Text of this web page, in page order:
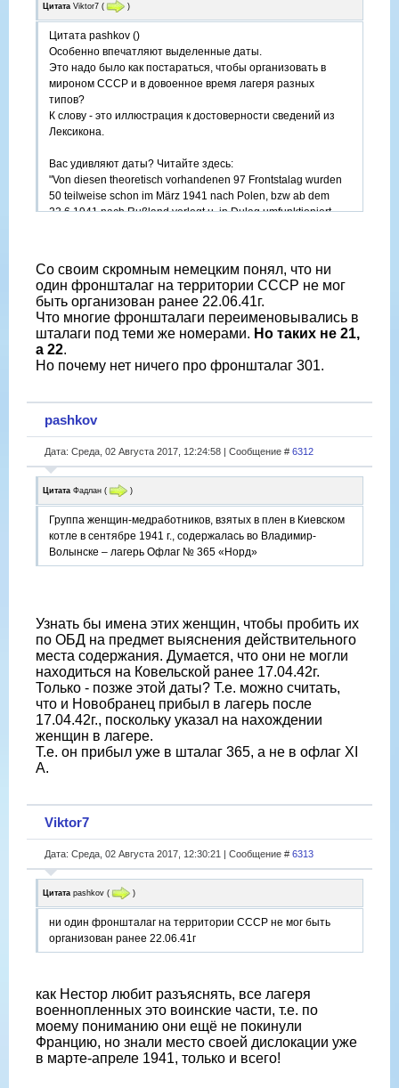
Цитата Viktor7 ( )
Цитата pashkov ()
Особенно впечатляют выделенные даты.
Это надо было как постараться, чтобы организовать в
мироном СССР и в довоенное время лагеря разных
типов?
К слову - это иллюстрация к достоверности сведений из
Лексикона.
Вас удивляют даты? Читайте здесь:
"Von diesen theoretisch vorhandenen 97 Frontstalag wurden
50 teilweise schon im März 1941 nach Polen, bzw ab dem
22.6.1941 nach Rußland verlegt u. in Dulag umfunktioniert.
307, 311, 316, 317, 326, 328, 331, 336, 341, 347, 251, 356,
358, 363, 367, 368); für ein Lager (Frontstalag 122) finden sich
im Kriegsverlauf verschiedenartigste Bezeichnungen /
Unterstellungsverhältnisse"
Со своим скромным немецким понял, что ни
один фроншталаг на территории СССР не мог
быть организован ранее 22.06.41г.
Что многие фроншталаги переименовывались в
шталаги под теми же номерами. Но таких не 21,
а 22.
Но почему нет ничего про фроншталаг 301.
pashkov
Дата: Среда, 02 Августа 2017, 12:24:58 | Сообщение # 6312
Цитата Фадлан ( )
Группа женщин-медработников, взятых в плен в Киевском
котле в сентябре 1941 г., содержалась во Владимир-
Волынске – лагерь Офлаг № 365 «Норд»
Узнать бы имена этих женщин, чтобы пробить их
по ОБД на предмет выяснения действительного
места содержания. Думается, что они не могли
находиться на Ковельской ранее 17.04.42г.
Только - позже этой даты? Т.е. можно считать,
что и Новобранец прибыл в лагерь после
17.04.42г., поскольку указал на нахождении
женщин в лагере.
Т.е. он прибыл уже в шталаг 365, а не в офлаг XI
A.
Viktor7
Дата: Среда, 02 Августа 2017, 12:30:21 | Сообщение # 6313
Цитата pashkov ( )
ни один фроншталаг на территории СССР не мог быть
организован ранее 22.06.41г
как Нестор любит разъяснять, все лагеря
военнопленных это воинские части, т.е. по
моему пониманию они ещё не покинули
Францию, но знали место своей дислокации уже
в марте-апреле 1941, только и всего!